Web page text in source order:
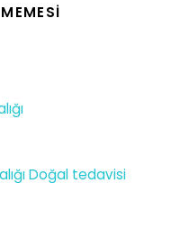
Doğal tedavisi